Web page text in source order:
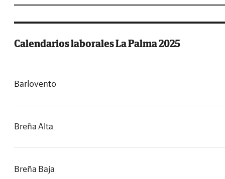
Calendarios laborales La Palma 2025
Barlovento
Breña Alta
Breña Baja